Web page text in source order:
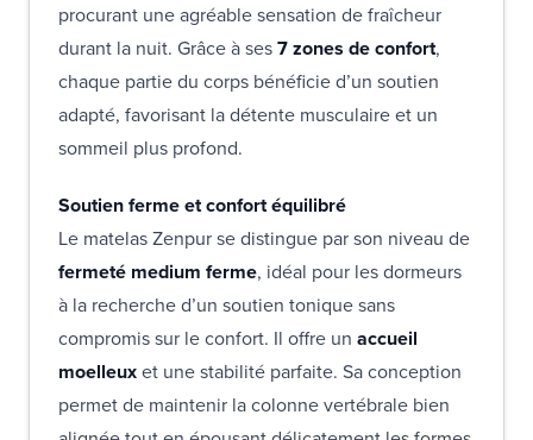
procurant une agréable sensation de fraîcheur
durant la nuit. Grâce à ses7 zones de confort,
chaque partie du corps bénéficie d’un soutien
adapté, favorisant la détente musculaire et un
sommeil plus profond.
Soutien ferme et confort équilibré
Le matelas Zenpur se distingue par son niveau de
fermeté medium ferme, idéal pour les dormeurs
à la recherche d’un soutien tonique sans
compromis sur le confort. Il offre un accueil
moelleuxet une stabilité parfaite. Sa conception
permet de maintenir la colonne vertébrale bien